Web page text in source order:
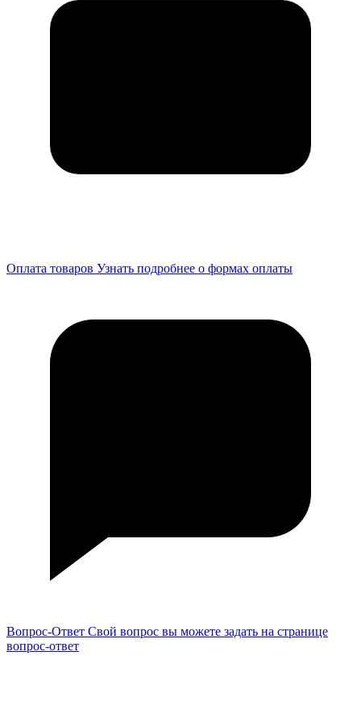
Оплата товаров Узнать подробнее о формах оплаты
Вопрос-Ответ Свой вопрос вы можете задать на странице
вопрос-ответ